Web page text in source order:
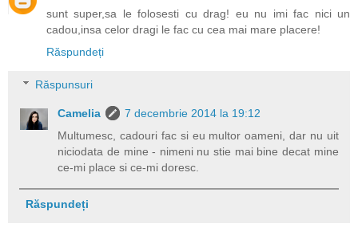
sunt super,sa le folosesti cu drag! eu nu imi fac nici un
cadou,insa celor dragi le fac cu cea mai mare placere!
Răspundeți
Răspunsuri
Camelia
7 decembrie 2014 la 19:12
Multumesc, cadouri fac si eu multor oameni, dar nu uit
niciodata de mine - nimeni nu stie mai bine decat mine
ce-mi place si ce-mi doresc.
Răspundeți